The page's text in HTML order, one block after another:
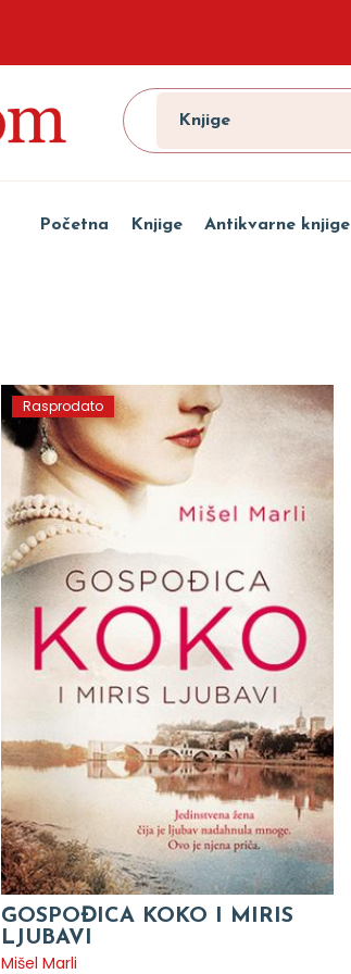
Knjige
Početna Knjige Antikvarne knjige
Rasprodato
GOSPOĐICA KOKO I MIRIS
LJUBAVI
Mišel Marli